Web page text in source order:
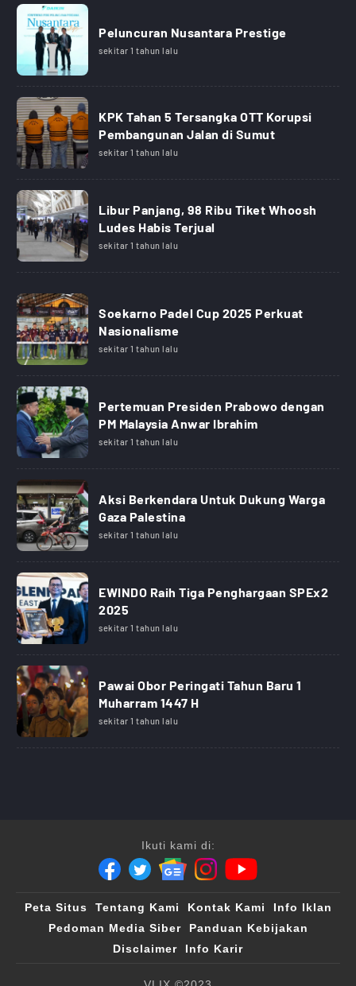
Peluncuran Nusantara Prestige
sekitar 1 tahun lalu
KPK Tahan 5 Tersangka OTT Korupsi
Pembangunan Jalan di Sumut
sekitar 1 tahun lalu
Libur Panjang, 98 Ribu Tiket Whoosh
Ludes Habis Terjual
sekitar 1 tahun lalu
Soekarno Padel Cup 2025 Perkuat
Nasionalisme
sekitar 1 tahun lalu
Pertemuan Presiden Prabowo dengan
PM Malaysia Anwar Ibrahim
sekitar 1 tahun lalu
Aksi Berkendara Untuk Dukung Warga
Gaza Palestina
sekitar 1 tahun lalu
EWINDO Raih Tiga Penghargaan SPEx2
2025
sekitar 1 tahun lalu
Pawai Obor Peringati Tahun Baru 1
Muharram 1447 H
sekitar 1 tahun lalu
Ikuti kami di:
Peta Situs Tentang Kami Kontak Kami
Info Iklan
Pedoman Media Siber
Panduan Kebijakan
Disclaimer
Info Karir